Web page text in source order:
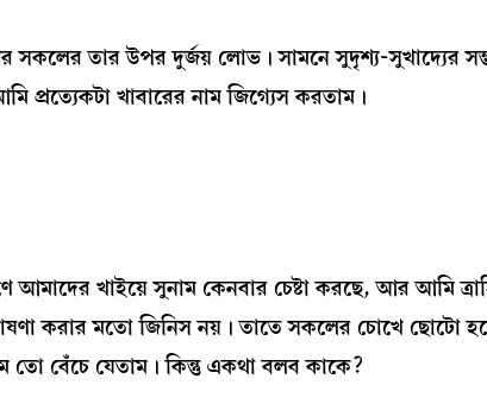
তার উপর দুর্জয় লোভ। সামনে সুদৃশ্য-সুখাদ্যের
প্রত্যেকটা খাবারের নাম জিগ্যেস করতাম।
খাইয়ে সুনাম কেনবার চেষ্টা করছে, আর আমি
ঘোষণা করার মতো জিনিস নয়। তাতে সকলের চোখে ছোটো
বেঁচে যেতাম। কিন্তু একথা বলব কাকে?